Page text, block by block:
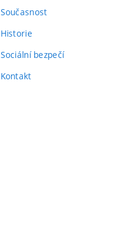
Současnost
Historie
Sociální bezpečí
Kontakt